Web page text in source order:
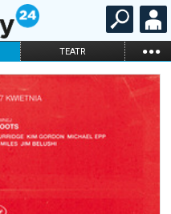
TEATR ...
STAND-UP